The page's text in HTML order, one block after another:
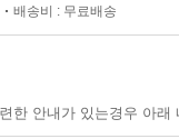
배송비 : 무료배송
한 안내가 있는경우 아